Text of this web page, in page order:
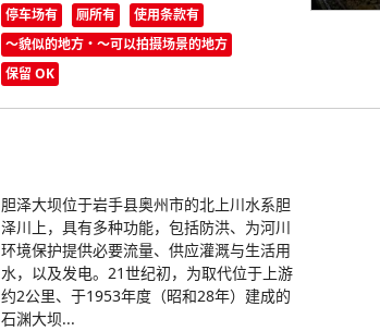
停车场有 厕所有
使用条款有
〜貌似的地方・〜可以拍摄场景的地方
保留 OK
胆泽大坝位于岩手县奥州市的北上川水系胆
泽川上，具有多种功能，包括防洪、为河川
环境保护提供必要流量、供应灌溉与生活用
水，以及发电。21世纪初，为取代位于上游
约2公里、于1953年度（昭和28年）建成的
石渊大坝...